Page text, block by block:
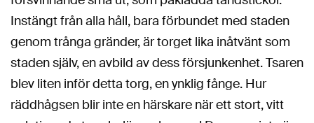
Instängt från alla håll, bara förbundet med staden
genom trånga gränder, är torget lika inåtvänt som
staden själv, en avbild av dess försjunkenhet. Tsaren
blev liten inför detta torg, en ynklig fånge. Hur
räddhågsen blir inte en härskare när ett stort, vitt